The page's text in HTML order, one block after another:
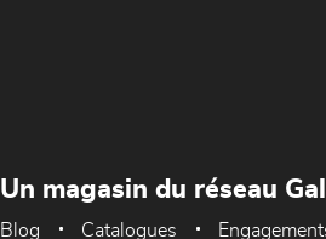
Un magasin du réseau
Blog Catalogues